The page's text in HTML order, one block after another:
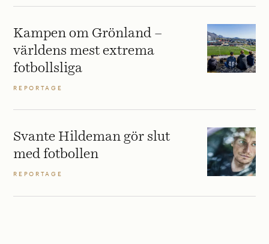
Kampen om Grönland –
världens mest extrema
fotbollsliga
REPORTAGE
Svante Hildeman gör slut
med fotbollen
REPORTAGE